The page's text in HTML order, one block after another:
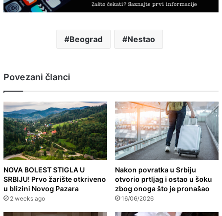
Beograd Nestao
Povezani članci
NOVA BOLEST STIGLA U
SRBIJU! Prvo žarište otkriveno
u blizini Novog Pazara
2 weeks ago
Nakon povratka u Srbiju
otvorio prtljag i ostao u šoku
zbog onoga što je pronašao
16/06/2026